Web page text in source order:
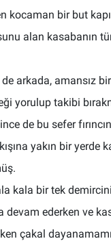
kocaman bir but
alan kasabanın
arkada, amansız
yorulup takibi
de bu sefer
yakın bir
kala bir tek
devam ederken ve
çakal